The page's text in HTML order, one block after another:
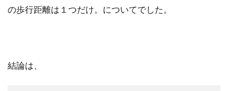
の歩行距離は１つだけ。についてでした。
結論は、